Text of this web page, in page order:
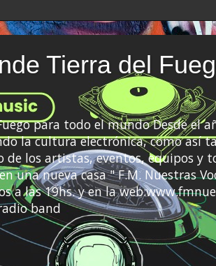
Tierra del
para todo el mundo Desde el
la cultura electrónica, como así
los artistas, eventos, equipos y
una nueva casa " F.M. Nuestras
a las 19hs. y en la
band